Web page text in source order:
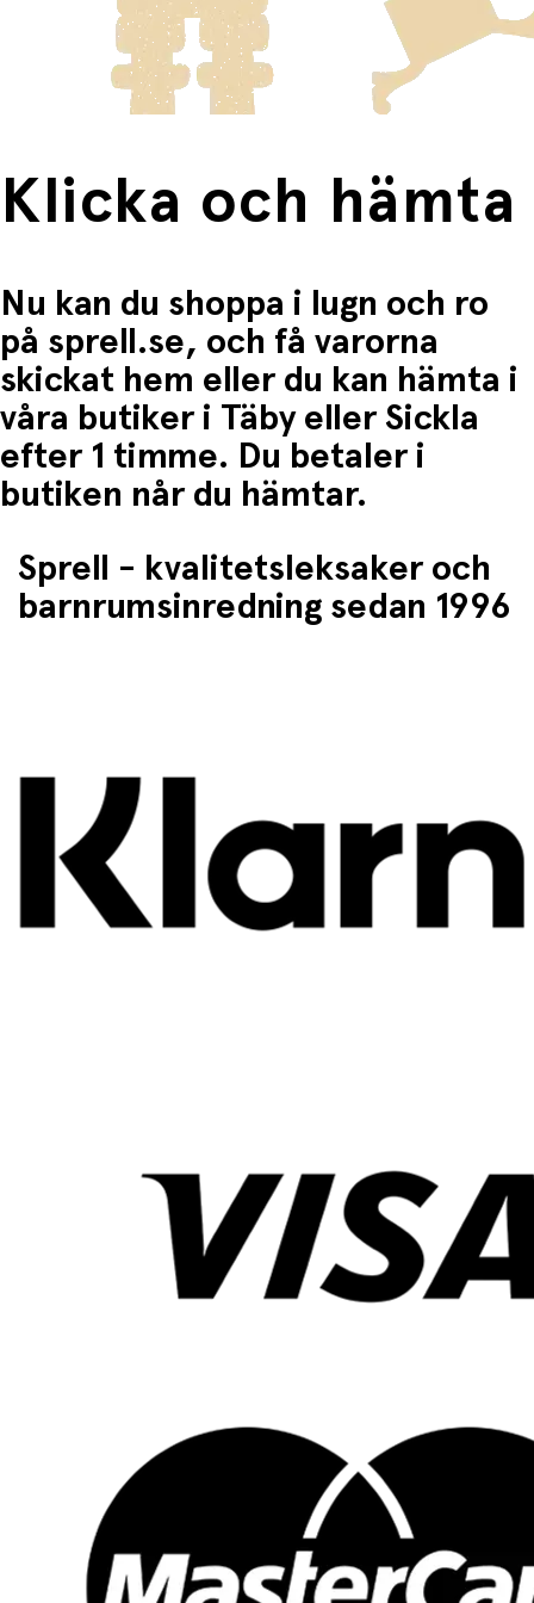
frakten för dessa varor visas i kassan.
Fri frakt när du handlar för mer än 1500:-
Klicka och hämta
Nu kan du shoppa i lugn och ro
på sprell.se, och få varorna
skickat hem eller du kan hämta i
våra butiker i Täby eller Sickla
efter 1 timme. Du betaler i
butiken når du hämtar.
Sprell - kvalitetsleksaker och
barnrumsinredning sedan 1996